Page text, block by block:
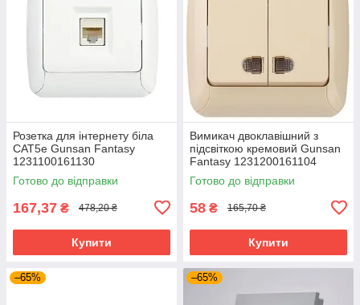
Розетка для інтернету біла
CAT5e Gunsan Fantasy
1231100161130
Готово до відправки
167,37 ₴ 478,20 ₴
Купити
Вимикач двоклавішний з
підсвіткою кремовий Gunsan
Fantasy 1231200161104
Готово до відправки
58 ₴ 165,70 ₴
Купити
–65% –65%